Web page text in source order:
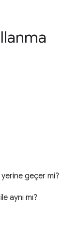
geçer mi?
aynı mı?